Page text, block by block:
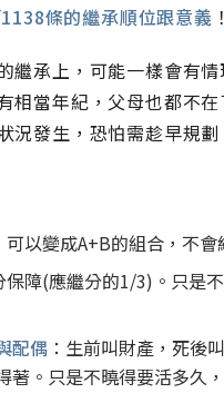
條的繼承順位跟意義 ！
繼承上，可能一樣會有情
相當年紀，父母也都不
況發生，恐怕需趁早規
可以變成A+B的組合，不
保障(應繼分的1/3)。只是
配偶 ：生前叫財產，死後
著。只是不曉得要活多久